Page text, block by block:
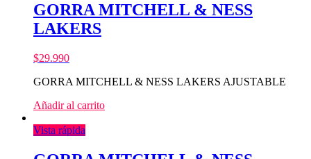
GORRA MITCHELL & NESS
LAKERS
$29.990
GORRA MITCHELL & NESS LAKERS AJUSTABLE
Añadir al carrito
Vista rápida